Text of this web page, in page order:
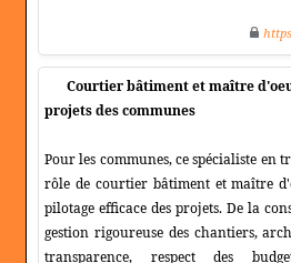
https
Courtier bâtiment et maître
projets des communes
Pour les communes, ce spécialiste en
rôle de courtier bâtiment et maître
pilotage efficace des projets. De la
gestion rigoureuse des chantiers,
transparence, respect des